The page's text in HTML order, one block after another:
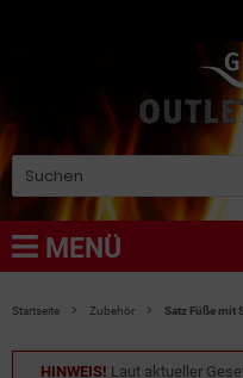
MENÜ
Startseite Zubehör Satz Füße mit
HINWEIS! Laut aktueller